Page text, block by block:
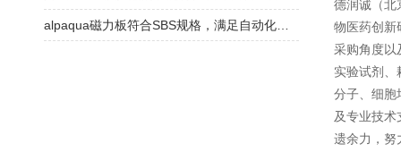
德润诚（北
物医药创新
采购角度以
实验试剂、
分子、细胞
及专业技术
遗余力，努